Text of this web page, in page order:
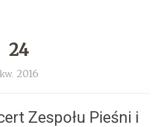
24
kw. 2016
Zespołu Pieśni i